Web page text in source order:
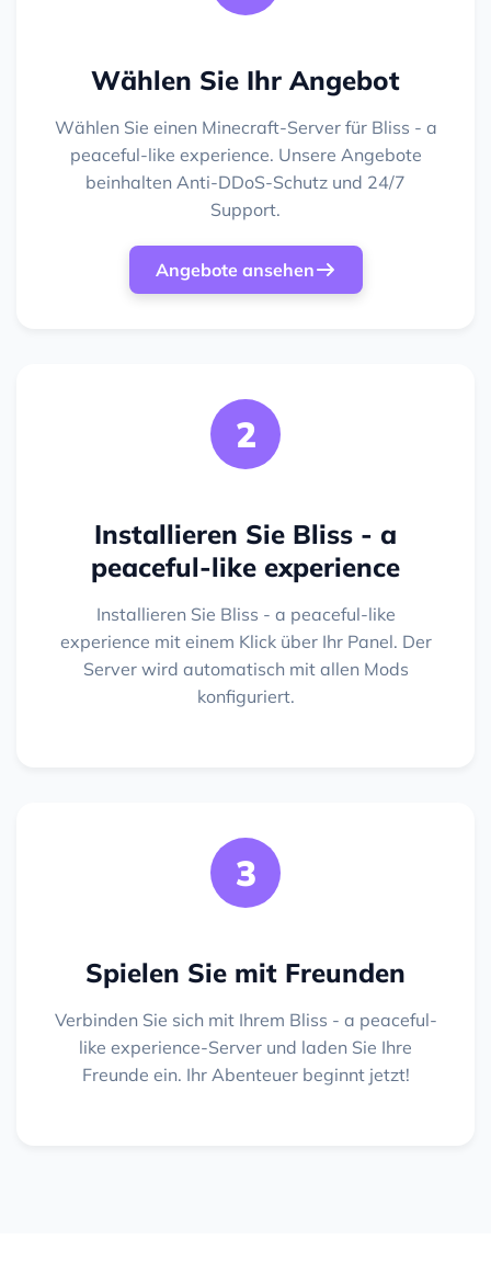
Wählen Sie Ihr Angebot
Wählen Sie einen Minecraft-Server für Bliss - a
peaceful-like experience. Unsere Angebote
beinhalten Anti-DDoS-Schutz und 24/7
Support.
Angebote ansehen
2
Installieren Sie Bliss - a
peaceful-like experience
Installieren Sie Bliss - a peaceful-like
experience mit einem Klick über Ihr Panel. Der
Server wird automatisch mit allen Mods
konfiguriert.
3
Spielen Sie mit Freunden
Verbinden Sie sich mit Ihrem Bliss - a peaceful-
like experience-Server und laden Sie Ihre
Freunde ein. Ihr Abenteuer beginnt jetzt!